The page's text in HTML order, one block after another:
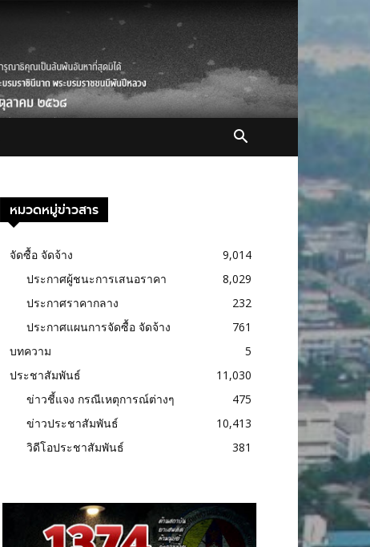
หมวดหมู่ข่าวสาร
จัดซื้อ จัดจ้าง
9,014
ประกาศผู้ชนะการเสนอราคา
8,029
ประกาศราคากลาง
232
ประกาศแผนการจัดซื้อ จัดจ้าง
761
บทความ
5
ประชาสัมพันธ์
11,030
ข่าวชี้แจง กรณีเหตุการณ์ต่างๆ
475
ข่าวประชาสัมพันธ์
10,413
วิดีโอประชาสัมพันธ์
381